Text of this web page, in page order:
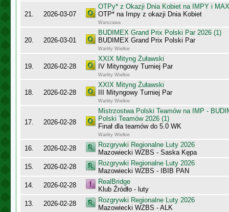
21. 2026-03-07
OTPy* z Okazji Dnia Kobiet na IMPY i
OTP* na Impy z okazji Dnia Kobiet
Warszawa
20. 2026-03-01
BUDIMEX Grand Prix Polski Par 2026 (1)
BUDIMEX Grand Prix Polski Par
Warlity Wielkie
19. 2026-02-28
XXIX Mityng Żuławski
IV Mityngowy Turniej Par
Warlity Wielkie
18. 2026-02-28
XXIX Mityng Żuławski
III Mityngowy Turniej Par
Warlity Wielkie
17. 2026-02-28
Mistrzostwa Polski Teamów na IMP -
Polski Teamów 2026 (1)
Finał dla teamów do 5.0 WK
Warlity Wielkie
16. 2026-02-28
Rozgrywki Regionalne Luty 2026
Mazowiecki WZBS - Saska Kępa
15.
2026-02-28
Rozgrywki Regionalne Luty 2026
Mazowiecki WZBS - IBIB PAN
14.
2026-02-28
RealBridge
Klub Źródło - luty
13.
2026-02-28
Rozgrywki Regionalne Luty 2026
Mazowiecki WZBS - ALK